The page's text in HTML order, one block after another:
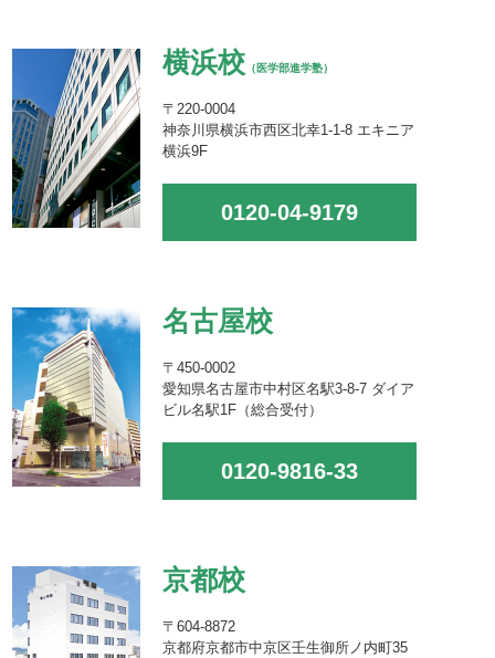
横浜校 （医学部進学塾）
〒220-0004
神奈川県横浜市西区北幸1-1-8 エキニア
横浜9F
0120-04-9179
名古屋校
〒450-0002
愛知県名古屋市中村区名駅3-8-7 ダイア
ビル名駅1F（総合受付）
0120-9816-33
京都校
〒604-8872
京都府京都市中京区壬生御所ノ内町35